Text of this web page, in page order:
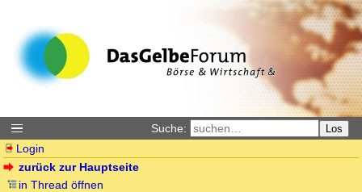
Suche: Los
Login
zurück zur Hauptseite
in Thread öffnen